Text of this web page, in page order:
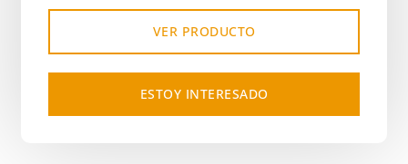
VER PRODUCTO
ESTOY INTERESADO